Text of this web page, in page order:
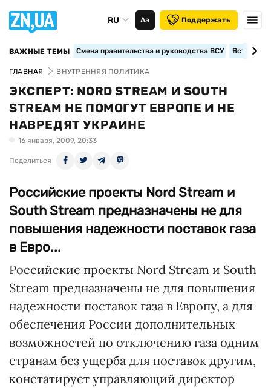
RU Аа Поддержать
ВАЖНЫЕ ТЕМЫ Смена правительства и руководства ВСУ
ГЛАВНАЯ ВНУТРЕННЯЯ ПОЛИТИКА
ЭКСПЕРТ: NORD STREAM И SOUTH
STREAM НЕ ПОМОГУТ ЕВРОПЕ И НЕ
НАВРЕДЯТ УКРАИНЕ
16 января, 2009, 20:33
Поделиться
Российские проекты Nord Stream и
South Stream предназначены не для
повышения надежности поставок газа
в Евро...
Российские проекты Nord Stream и South
Stream предназначены не для повышения
надежности поставок газа в Европу, а для
обеспечения России дополнительных
возможностей по отключению газа одним
странам без ущерба для поставок другим,
констатирует управляющий директор